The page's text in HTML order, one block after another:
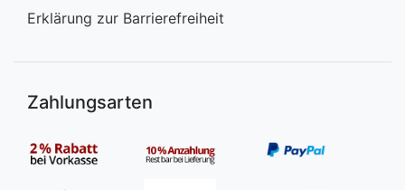
Erklärung zur Barrierefreiheit
Zahlungsarten